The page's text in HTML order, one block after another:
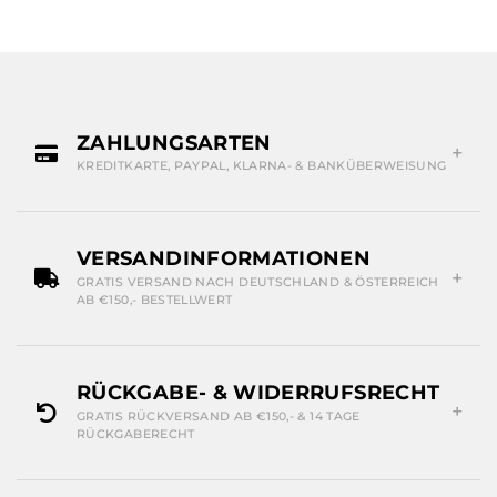
ZAHLUNGSARTEN
KREDITKARTE, PAYPAL, KLARNA- & BANKÜBERWEISUNG
VERSANDINFORMATIONEN
GRATIS VERSAND NACH DEUTSCHLAND & ÖSTERREICH
AB €150,- BESTELLWERT
RÜCKGABE- & WIDERRUFSRECHT
GRATIS RÜCKVERSAND AB €150,- & 14 TAGE
RÜCKGABERECHT